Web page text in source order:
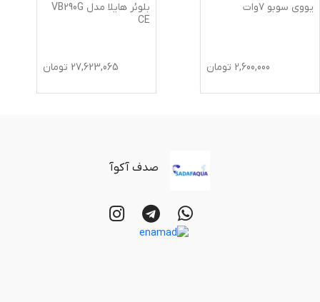
یووی سوبو 7وات
2,600,000 تومان
بلوئر هایلا مدل VB290G
CE
27,623,065 تومان
صدف آکوآ